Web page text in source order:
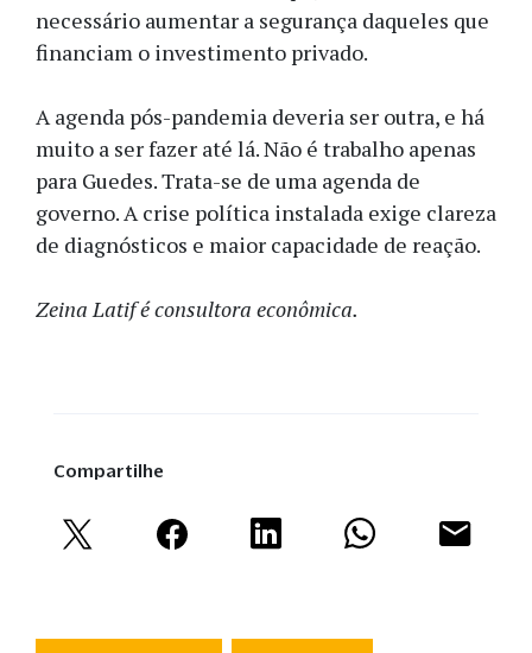
necessário aumentar a segurança daqueles que
financiam o investimento privado.
A agenda pós-pandemia deveria ser outra, e há
muito a ser fazer até lá. Não é trabalho apenas
para Guedes. Trata-se de uma agenda de
governo. A crise política instalada exige clareza
de diagnósticos e maior capacidade de reação.
Zeina Latif é consultora econômica.
Compartilhe